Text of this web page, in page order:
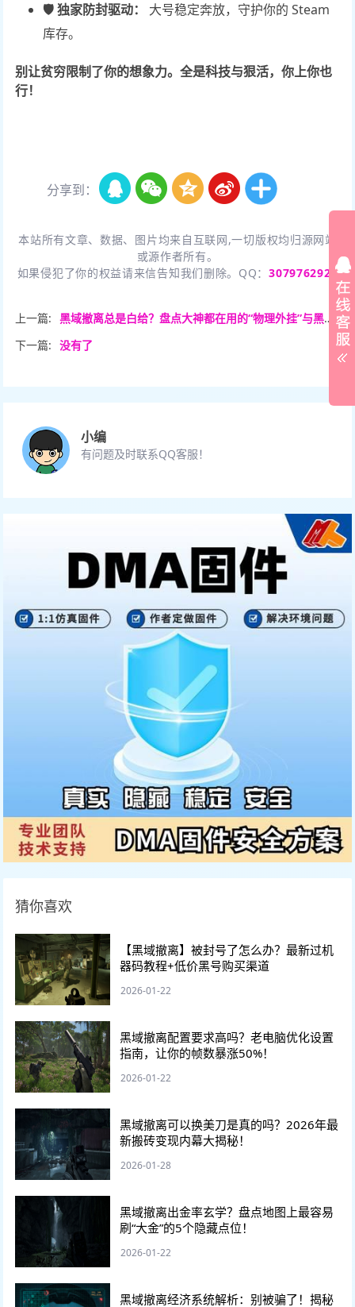
🛡️ 独家防封驱动：
大号稳定奔放，守护你的 Steam
库存。
别让贫穷限制了你的想象力。全是科技与狠活，你上你也
行！
分享到：
本站所有文章、数据、图片均来自互联网,一切版权均归源网站
或源作者所有。
如果侵犯了你的权益请来信告知我们删除。QQ：3079762926
上一篇:
黑域撤离总是白给？盘点大神都在用的“物理外挂”与黑科技设置。
下一篇:
没有了
小编
有问题及时联系QQ客服！
猜你喜欢
【黑域撤离】被封号了怎么办？最新过机
器码教程+低价黑号购买渠道
2026-01-22
黑域撤离配置要求高吗？老电脑优化设置
指南，让你的帧数暴涨50%！
2026-01-22
黑域撤离可以换美刀是真的吗？2026年最
新搬砖变现内幕大揭秘！
2026-01-28
黑域撤离出金率玄学？盘点地图上最容易
刷“大金”的5个隐藏点位！
2026-01-22
黑域撤离经济系统解析：别被骗了！揭秘